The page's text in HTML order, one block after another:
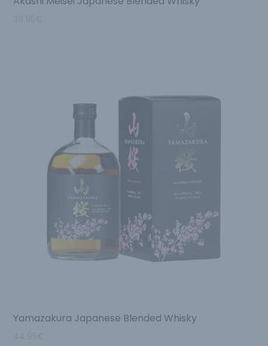
39.95€
Yamazakura Japanese Blended Whisky
44.95€